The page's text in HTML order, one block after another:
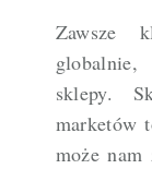
Zawsze
globalnie,
sklepy.
marketów
może nam